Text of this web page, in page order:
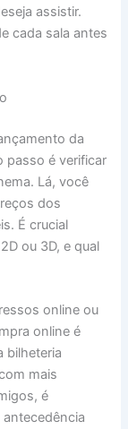
assistir.
cada sala antes
da
passo é verificar
Lá, você
dos
É crucial
ou 3D, e qual
online ou
online é
bilheteria
mais
é